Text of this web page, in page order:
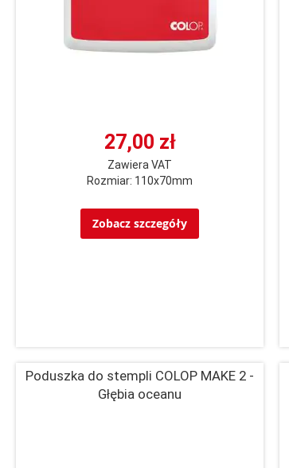
27,00 zł
Zawiera VAT
Rozmiar: 110x70mm
Zobacz szczegóły
Poduszka do stempli COLOP MAKE 2 -
Głębia oceanu